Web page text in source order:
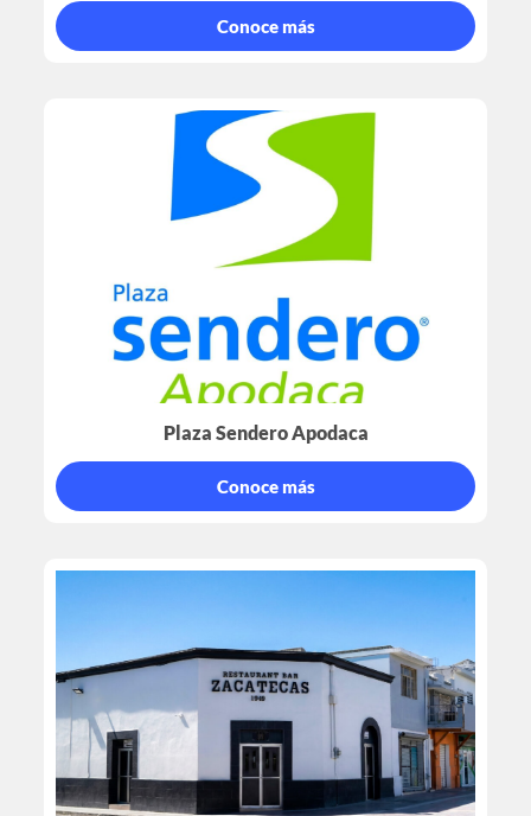
Conoce más
Plaza Sendero Apodaca
Conoce más